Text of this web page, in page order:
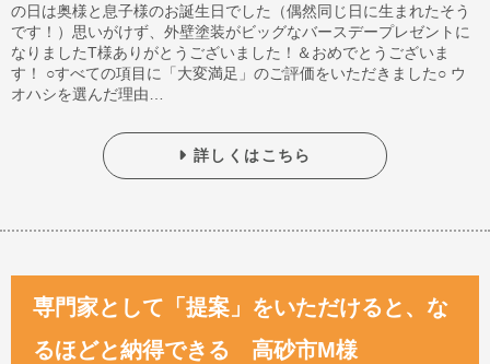
の日は奥様と息子様のお誕生日でした（偶然同じ日に生まれたそう
です！）思いがけず、外壁塗装がビッグなバースデープレゼントに
なりましたT様ありがとうございました！＆おめでとうございま
す！ ○すべての項目に「大変満足」のご評価をいただきました○ ウ
オハシを選んだ理由…
詳しくはこちら
専門家として「提案」をいただけると、な
るほどと納得できる 高砂市M様